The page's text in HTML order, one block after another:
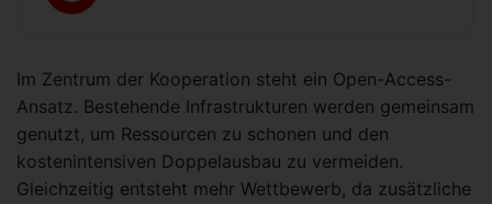
Im Zentrum der Kooperation steht ein Open-Access-
Ansatz. Bestehende Infrastrukturen werden gemeinsam
genutzt, um Ressourcen zu schonen und den
kostenintensiven Doppelausbau zu vermeiden.
Gleichzeitig entsteht mehr Wettbewerb, da zusätzliche